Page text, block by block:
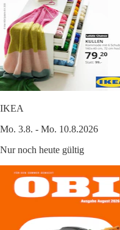
IKEA
Mo. 3.8. - Mo. 10.8.2026
Nur noch heute gültig